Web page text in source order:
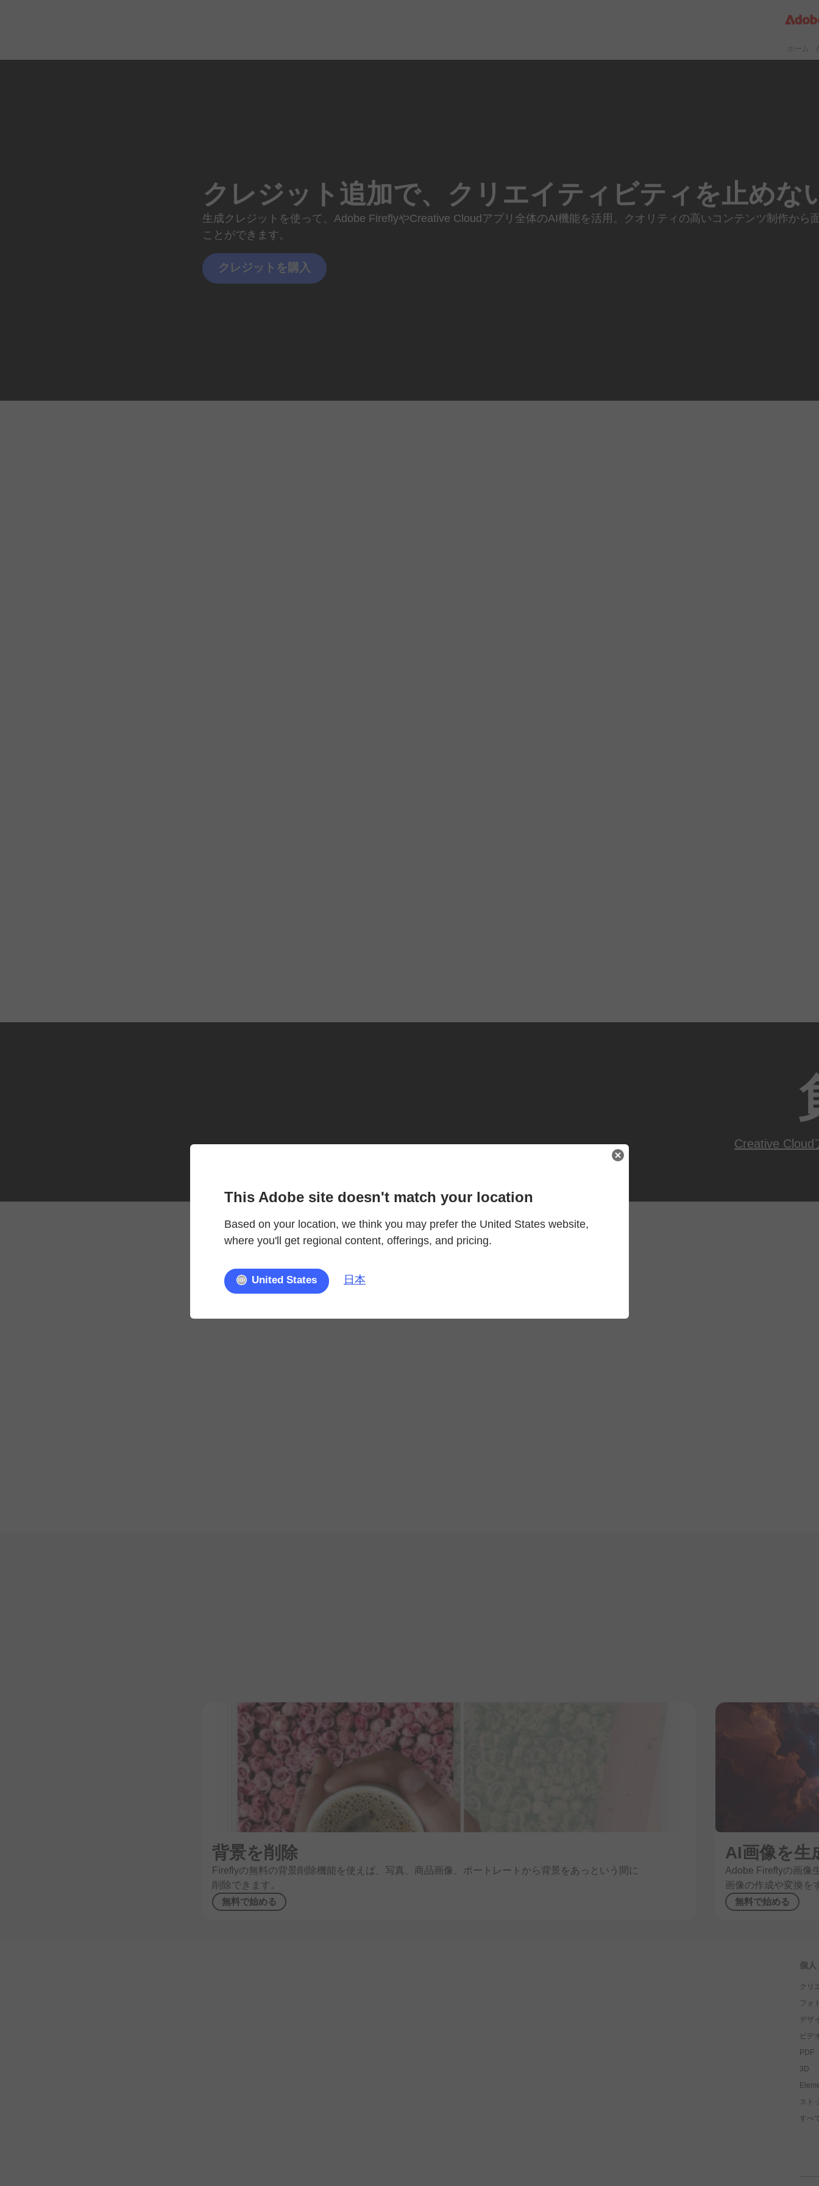
ホーム /
クレジット 追加で、 クリエイティビティを 止めな
生成クレジットを使って、 Adobe FireflyやCreative Cloudアプリ 全体のAI機能を活用。 クオリティの高い コンテンツ制作から
ことができます。
クレジットを購入
Creative Cloud
背景を削除
Fireflyの無料の背景削除機能を使えば、 写真、 商品画像、 ポートレートから 背景をあっと いう 間に
削除できます。
無料で始める
AI画像を生
Adobe Fireflyの画像
画像の作成や変換を
無料で始める
個人
クリ
フォ
デザ
ビデ
PDF
3D
スト
すべ
This Adobe site doesn't match your location
Based on your location, we think you may prefer the United States website,
where you'll get regional content, offerings, and pricing.
United States 日本